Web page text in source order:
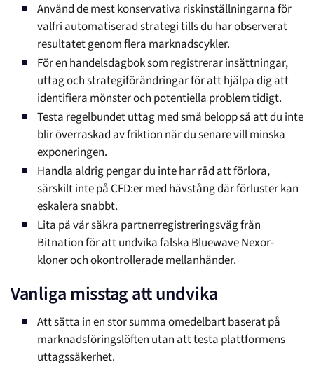
Använd de mest konservativa riskinställningarna för
valfri automatiserad strategi tills du har observerat
resultatet genom flera marknadscykler.
För en handelsdagbok som registrerar insättningar,
uttag och strategiförändringar för att hjälpa dig att
identifiera mönster och potentiella problem tidigt.
Testa regelbundet uttag med små belopp så att du inte
blir överraskad av friktion när du senare vill minska
exponeringen.
Handla aldrig pengar du inte har råd att förlora,
särskilt inte på CFD:er med hävstång där förluster kan
eskalera snabbt.
Lita på vår säkra partnerregistreringsväg från
Bitnation för att undvika falska Bluewave Nexor-
kloner och okontrollerade mellanhänder.
Vanliga misstag att undvika
Att sätta in en stor summa omedelbart baserat på
marknadsföringslöften utan att testa plattformens
uttagssäkerhet.